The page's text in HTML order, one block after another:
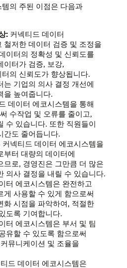
의 주된 이점은 다음과
: 커넥티드 데이터
철저한 데이터 검증 및 조정을
이터의 정확성 및 신뢰도를
이터가 검증, 보강,
의 신뢰도가 향상됩니다.
는 기업의 의사 결정 개선에
을 높여줍니다.
데이터 에코시스템을 통해
수작업 및 오류를 줄이고,
수 있습니다. 또한 직원들이
간도 줄어듭니다.
커넥티드 데이터 에코시스템을
부터 대량의 데이터에
므로, 경영진은 그만큼 더 많은
의사 결정을 내릴 수 있습니다.
터 에코시스템은 완전하고
게 사용할 수 있게 함으로써
화 시점을 파악하여, 적절한
도록 기여합니다.
터 에코시스템은 부서 및 팀
유할 수 있도록 함으로써
뮤니케이션 및 조율을
드 데이터 에코시스템은